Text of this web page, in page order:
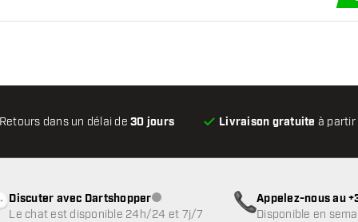
Retours dans un délai de30 jours Livraison gratuite à partir
Discuter avec DartshopperService client indisponible
Le chat est disponible 24h/24 et 7j/7
Appelez-nous au
Disponible en